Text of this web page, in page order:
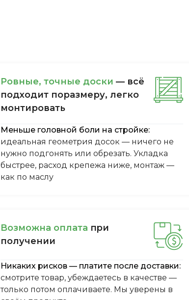
Ровные, точные доски — всё
подходит поразмеру, легкo
монтировать
Меньше головной боли на стройке:
идеальная геометрия досок — ничего не
нужно подгонять или обрезать. Укладка
быстрее, расход крепежа ниже, монтаж —
как по маслу
Boзмoжнa oплaтa пpи
пoлучeнии
Никаких рисков — платите после доставки:
смотрите товар, убеждаетесь в качестве —
только потом оплачиваете. Мы уверены в